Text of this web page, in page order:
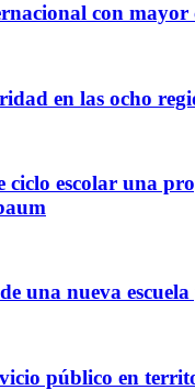
con
en las ocho
escolar una
una nueva
público en